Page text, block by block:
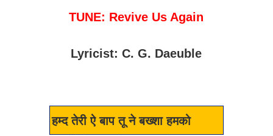
TUNE: Revive Us Again
Lyricist: C. G. Daeuble
हम्द तेरी ऐ बाप तू ने बख्शा हमको